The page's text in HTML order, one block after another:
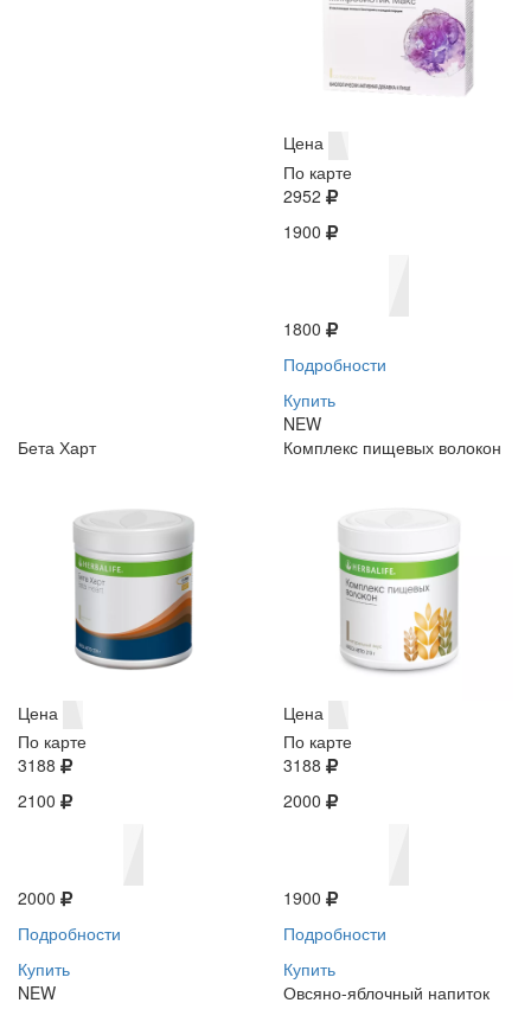
Цена
По карте
2952
1900
1800
Подробности
Купить
NEW
Бета Харт
Цена
По карте
3188
2100
2000
Подробности
Купить
NEW
Комплекс пищевых волокон
Цена
По карте
3188
2000
1900
Подробности
Купить
Овсяно-яблочный напиток